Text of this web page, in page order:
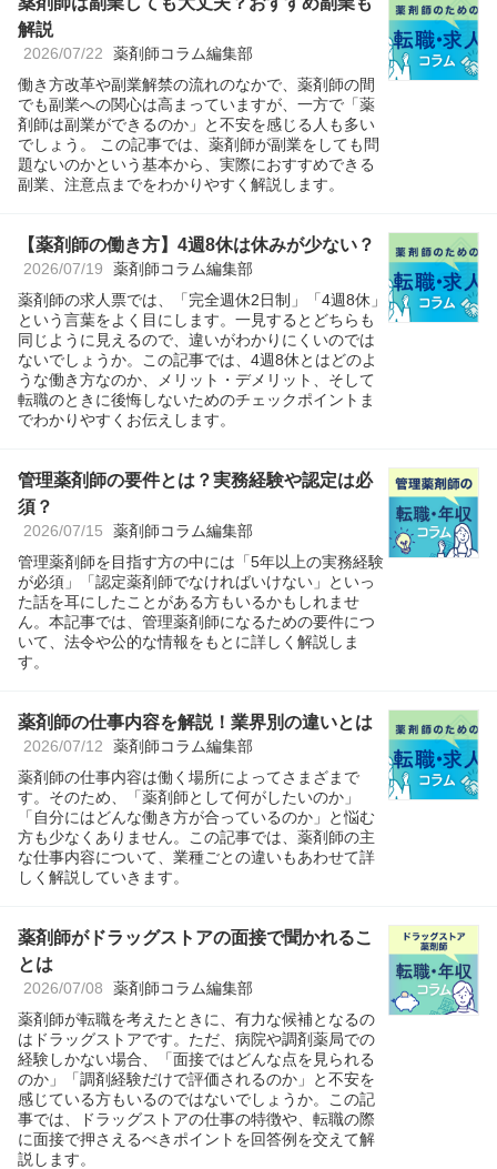
解説
2026/07/22 薬剤師コラム編集部
働き方改革や副業解禁の流れのなかで、薬剤師の間
でも副業への関心は高まっていますが、一方で「薬
剤師は副業ができるのか」と不安を感じる人も多い
でしょう。 この記事では、薬剤師が副業をしても問
題ないのかという基本から、実際におすすめできる
副業、注意点までをわかりやすく解説します。
【薬剤師の働き方】4週8休は休みが少ない？
2026/07/19 薬剤師コラム編集部
薬剤師の求人票では、「完全週休2日制」「4週8休」
という言葉をよく目にします。一見するとどちらも
同じように見えるので、違いがわかりにくいのでは
ないでしょうか。この記事では、4週8休とはどのよ
うな働き方なのか、メリット・デメリット、そして
転職のときに後悔しないためのチェックポイントま
でわかりやすくお伝えします。
管理薬剤師の要件とは？実務経験や認定は必
須？
2026/07/15 薬剤師コラム編集部
管理薬剤師を目指す方の中には「5年以上の実務経験
が必須」「認定薬剤師でなければいけない」といっ
た話を耳にしたことがある方もいるかもしれませ
ん。本記事では、管理薬剤師になるための要件につ
いて、法令や公的な情報をもとに詳しく解説しま
す。
薬剤師の仕事内容を解説！業界別の違いとは
2026/07/12 薬剤師コラム編集部
薬剤師の仕事内容は働く場所によってさまざまで
す。そのため、「薬剤師として何がしたいのか」
「自分にはどんな働き方が合っているのか」と悩む
方も少なくありません。この記事では、薬剤師の主
な仕事内容について、業種ごとの違いもあわせて詳
しく解説していきます。
薬剤師がドラッグストアの面接で聞かれるこ
とは
2026/07/08 薬剤師コラム編集部
薬剤師が転職を考えたときに、有力な候補となるの
はドラッグストアです。ただ、病院や調剤薬局での
経験しかない場合、「面接ではどんな点を見られる
のか」「調剤経験だけで評価されるのか」と不安を
感じている方もいるのではないでしょうか。この記
事では、ドラッグストアの仕事の特徴や、転職の際
に面接で押さえるべきポイントを回答例を交えて解
説します。